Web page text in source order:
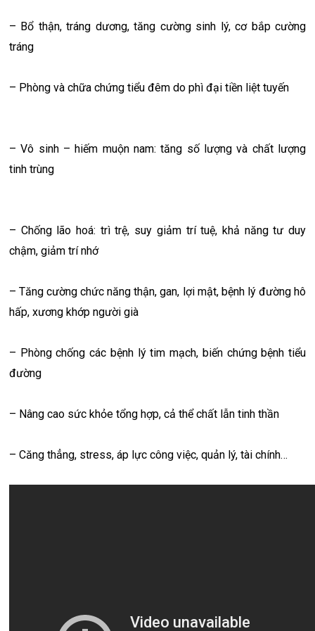
– Bổ thận, tráng dương, tăng cường sinh lý, cơ bắp cường
tráng
– Phòng và chữa chứng tiểu đêm do phì đại tiền liệt tuyến
– Vô sinh – hiếm muộn nam: tăng số lượng và chất lượng
tinh trùng
– Chống lão hoá: trì trệ, suy giảm trí tuệ, khả năng tư duy
chậm, giảm trí nhớ
– Tăng cường chức năng thận, gan, lợi mật, bệnh lý đường hô
hấp, xương khớp người già
– Phòng chống các bệnh lý tim mạch, biến chứng bệnh tiểu
đường
– Nâng cao sức khỏe tổng hợp, cả thể chất lẫn tinh thần
– Căng thẳng, stress, áp lực công việc, quản lý, tài chính…